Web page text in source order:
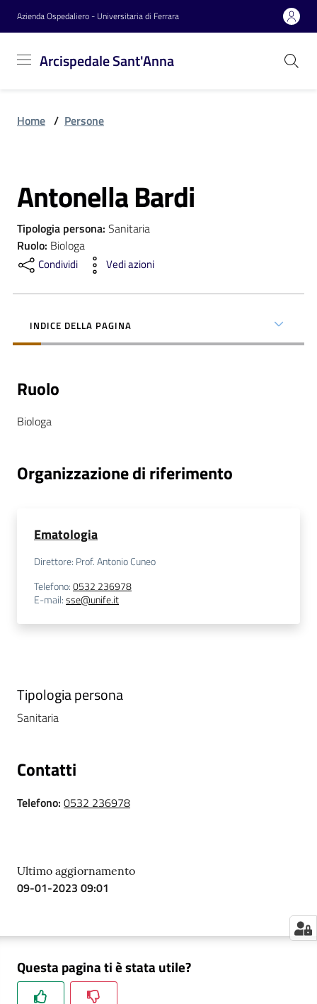
Vai al contenuto
Vai alla navigazione
Vai al footer
Azienda Ospedaliero - Universitaria di Ferrara
Arcispedale Sant'Anna
Sant'Anna
Azienda
Servizi
Reparti
Novità
a
a
z
a
r
à
i
e
r
A
m
m
Home / Persone
Salta al contenuto
Antonella Bardi
Tipologia persona: Sanitaria
Ruolo: Biologa
Condividi Vedi azioni
INDICE DELLA PAGINA
Ruolo
Biologa
Organizzazione di riferimento
Ematologia
Direttore: Prof. Antonio Cuneo
Telefono:0532 236978
E-mail:sse@unife.it
Tipologia persona
Sanitaria
Contatti
Telefono: 0532 236978
Ultimo aggiornamento
09-01-2023 09:01
Questa pagina ti è stata utile?